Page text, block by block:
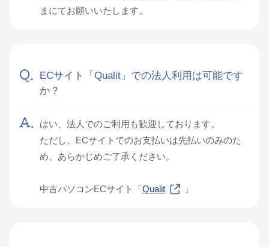
まにてお願いいたします。
ECサイト「Qualit」での法人利用は可能です
か？
はい、法人でのご利用も歓迎しております。
ただし、ECサイトでのお支払いは先払いのみのた
め、あらかじめご了承ください。
中古パソコンECサイト「Qualit 」